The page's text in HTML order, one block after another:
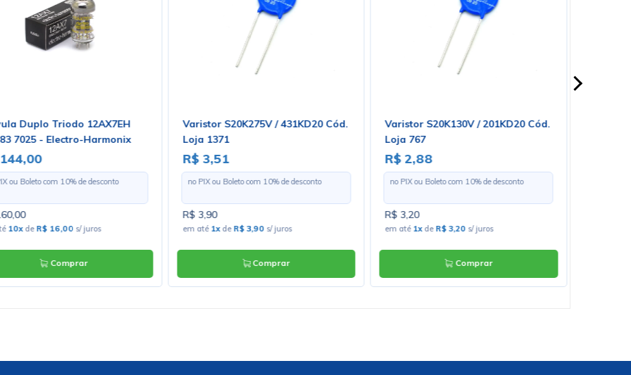
+ - + - +
Ferro De Solda Hikari
60 220V - 21K412
ou Boleto com10% de desconto
Chave Plástica Trava Destrava
Conector MC4 Solar APTC-LJQBS-
MC4
no PIX ou Boleto com10% de desconto
Mouse Pad Com Apoio para
Punho em Gel
no PIX ou Boleto com10% de desconto